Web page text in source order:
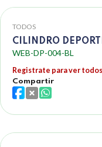
TODOS
CILINDRO
WEB-DP-004-BL
Registrate para ver
Compartir